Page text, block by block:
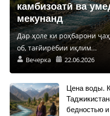
камбизоатӣ ва
мекунанд
Дар ҳоле ки роҳбарони
об, тағйирёбии иқлим...
Вечерка 22.06.2026
Цена воды.
бедностью